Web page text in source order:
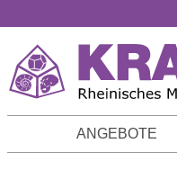
ANGEBOTE